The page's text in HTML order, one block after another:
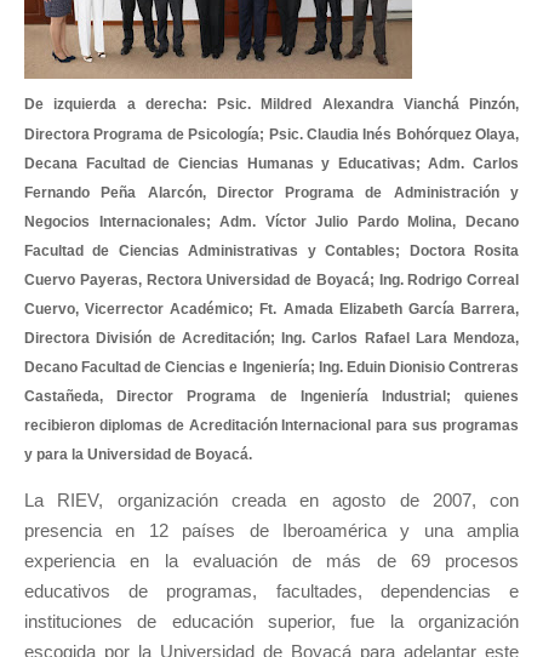
De izquierda a derecha: Psic. Mildred Alexandra Vianchá Pinzón,
Directora Programa de Psicología; Psic. Claudia Inés Bohórquez Olaya,
Decana Facultad de Ciencias Humanas y Educativas; Adm. Carlos
Fernando Peña Alarcón, Director Programa de Administración y
Negocios Internacionales; Adm. Víctor Julio Pardo Molina, Decano
Facultad de Ciencias Administrativas y Contables; Doctora Rosita
Cuervo Payeras, Rectora Universidad de Boyacá; Ing. Rodrigo Correal
Cuervo, Vicerrector Académico; Ft. Amada Elizabeth García Barrera,
Directora División de Acreditación; Ing. Carlos Rafael Lara Mendoza,
Decano Facultad de Ciencias e Ingeniería; Ing. Eduin Dionisio Contreras
Castañeda, Director Programa de Ingeniería Industrial; quienes
recibieron diplomas de Acreditación Internacional para sus programas
y para la Universidad de Boyacá.
La RIEV, organización creada en agosto de 2007, con
presencia en 12 países de Iberoamérica y una amplia
experiencia en la evaluación de más de 69 procesos
educativos de programas, facultades, dependencias e
instituciones de educación superior, fue la organización
escogida por la Universidad de Boyacá para adelantar este